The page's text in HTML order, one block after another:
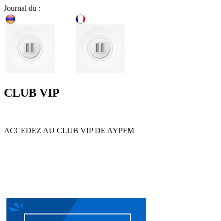
Journal du :
CLUB VIP
ACCEDEZ AU CLUB VIP DE AYPFM